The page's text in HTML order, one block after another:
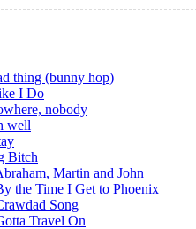
thing (bunny hop)
I Do
nobody
well
Bitch
Martin and John
the Time I Get to Phoenix
Song
Travel On